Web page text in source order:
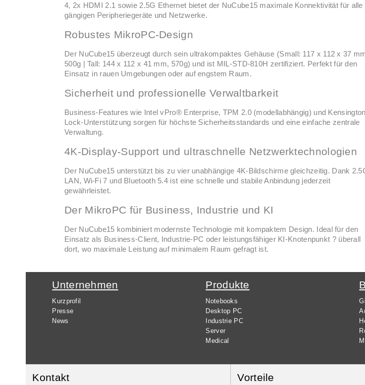
4, 2x HDMI 2.1 sowie 2.5G Ethernet bietet der NuCube15 maximale Konnektivität für alle
gängigen Peripheriegeräte und Netzwerke.
Robustes MikroPC-Design
Der NuCube15 überzeugt durch sein ultrakompaktes Gehäuse (Small: 117 x 112 x 37
500g | Tall: 144 x 112 x 41 mm, 570g) und ist MIL-STD-810H zertifiziert. Perfekt für den
Einsatz in rauen Umgebungen oder auf engstem Raum.
Sicherheit und professionelle Verwaltbarkeit
Business-Features wie Intel vPro® Enterprise, TPM 2.0 (modellabhängig) und
Lock-Unterstützung sorgen für höchste Sicherheitsstandards und eine einfache zentrale
Verwaltung.
4K-Display-Support und ultraschnelle Netzwerktechnologien
Der NuCube15 unterstützt bis zu vier unabhängige 4K-Bildschirme gleichzeitig. Dank
LAN, Wi-Fi 7 und Bluetooth 5.4 ist eine schnelle und stabile Anbindung jederzeit
gewährleistet.
Der MikroPC für Business, Industrie und KI
Der NuCube15 kombiniert modernste Technologie mit kompaktem Design. Ideal für den
Einsatz als Business-Client, Industrie-PC oder leistungsfähiger KI-Knotenpunkt ? überall
dort, wo maximale Leistung auf minimalem Raum gefragt ist.
Unternehmen
Kurzprofil
Presse
News
Produkte
Notebooks
Desktop PC
Industrie PC
Server
Medical
Kontakt Vorteile